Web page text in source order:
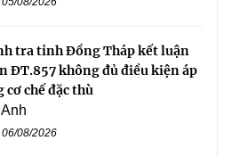
tra tỉnh Đồng Tháp kết luận
ĐT.857 không đủ điều kiện áp
cơ chế đặc thù
08/2026